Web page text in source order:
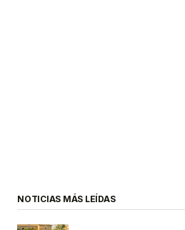
NOTICIAS MÁS LEÍDAS